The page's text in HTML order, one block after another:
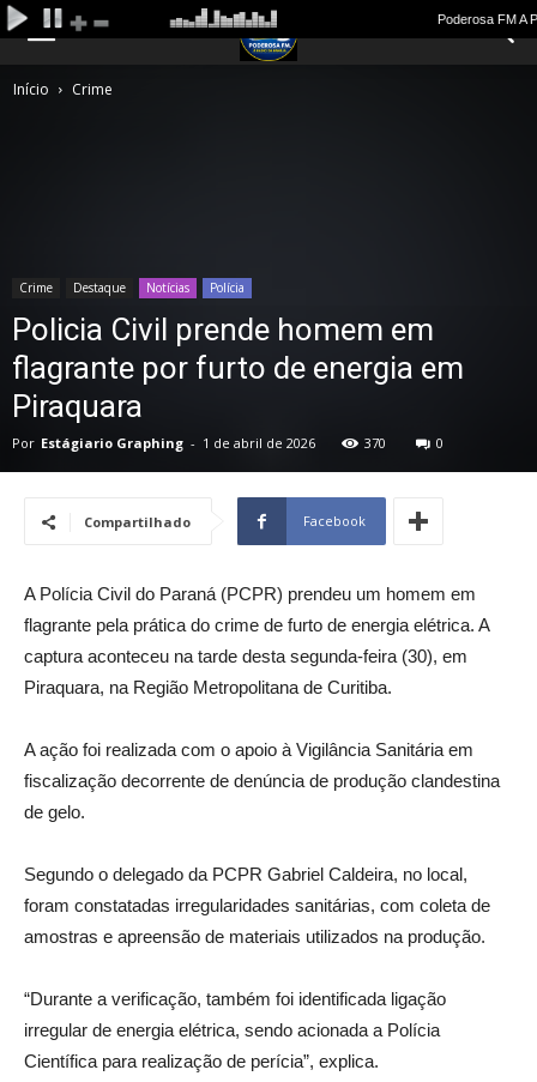
Início Crime
Crime Destaque Notícias Polícia
Policia Civil prende homem em
flagrante por furto de energia em
Piraquara
Por Estágiario Graphing - 1 de abril de 2026 370 0
Compartilhado Facebook
A Polícia Civil do Paraná (PCPR) prendeu um homem em
flagrante pela prática do crime de furto de energia elétrica. A
captura aconteceu na tarde desta segunda-feira (30), em
Piraquara, na Região Metropolitana de Curitiba.
A ação foi realizada com o apoio à Vigilância Sanitária em
fiscalização decorrente de denúncia de produção clandestina
de gelo.
Segundo o delegado da PCPR Gabriel Caldeira, no local,
foram constatadas irregularidades sanitárias, com coleta de
amostras e apreensão de materiais utilizados na produção.
“Durante a verificação, também foi identificada ligação
irregular de energia elétrica, sendo acionada a Polícia
Científica para realização de perícia”, explica.